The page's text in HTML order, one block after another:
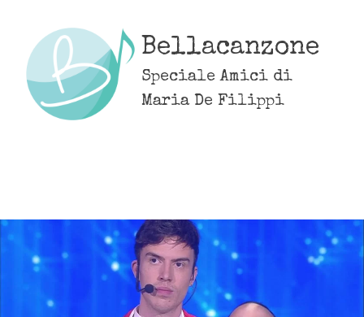
content
Bellacanzone
Speciale Amici di
Maria De Filippi